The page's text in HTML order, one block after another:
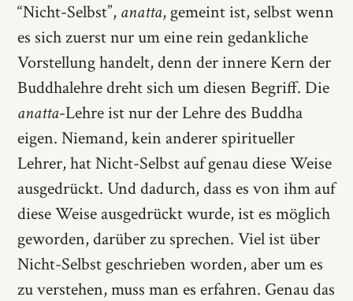
“Nicht-Selbst”, anatta, gemeint ist, selbst wenn
es sich zuerst nur um eine rein gedankliche
Vorstellung handelt, denn der innere Kern der
Buddhalehre dreht sich um diesen Begriff. Die
anatta-Lehre ist nur der Lehre des Buddha
eigen. Niemand, kein anderer spiritueller
Lehrer, hat Nicht-Selbst auf genau diese Weise
ausgedrückt. Und dadurch, dass es von ihm auf
diese Weise ausgedrückt wurde, ist es möglich
geworden, darüber zu sprechen. Viel ist über
Nicht-Selbst geschrieben worden, aber um es
zu verstehen, muss man es erfahren. Genau das